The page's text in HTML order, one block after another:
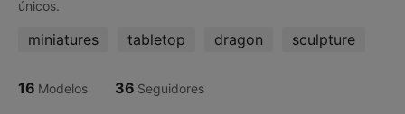
miniatures tabletop dragon sculpture
16 Modelos 36 Seguidores